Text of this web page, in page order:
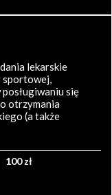
lekarskie
sportowej,
się
otrzymania
(a także
100 zł